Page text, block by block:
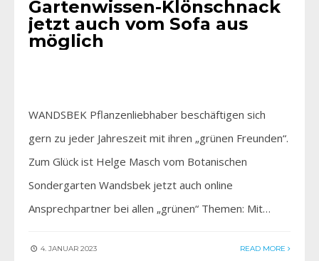
Gartenwissen-Klönschnack
jetzt auch vom Sofa aus
möglich
WANDSBEK Pflanzenliebhaber beschäftigen sich
gern zu jeder Jahreszeit mit ihren „grünen Freunden“.
Zum Glück ist Helge Masch vom Botanischen
Sondergarten Wandsbek jetzt auch online
Ansprechpartner bei allen „grünen“ Themen: Mit…
4. JANUAR 2023 READ MORE